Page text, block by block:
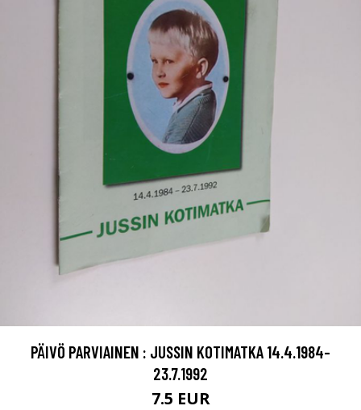
PÄIVÖ PARVIAINEN : JUSSIN KOTIMATKA 14.4.1984-
23.7.1992
7.5 EUR